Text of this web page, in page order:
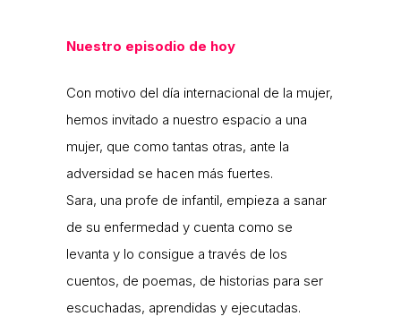
Nuestro episodio de hoy
Con motivo del día internacional de la mujer,
hemos invitado a nuestro espacio a una
mujer, que como tantas otras, ante la
adversidad se hacen más fuertes.
Sara, una profe de infantil, empieza a sanar
de su enfermedad y cuenta como se
levanta y lo consigue a través de los
cuentos, de poemas, de historias para ser
escuchadas, aprendidas y ejecutadas.